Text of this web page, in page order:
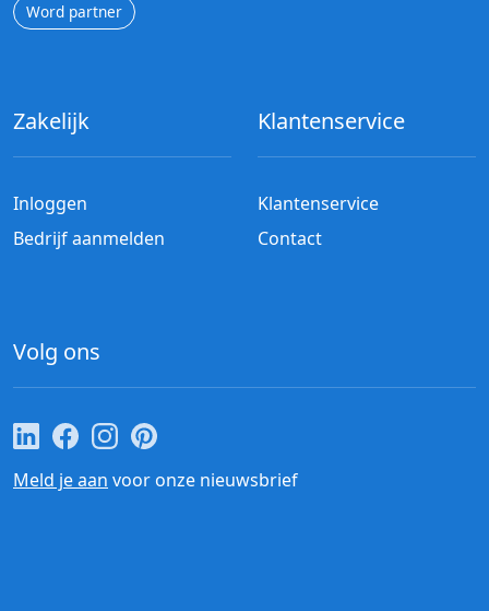
Word partner
Zakelijk
Inloggen
Bedrijf aanmelden
Klantenservice
Klantenservice
Contact
Volg ons
Cateraar.nl op LinkedIn
Cateraar.nl op Facebook
Cateraar.nl op Instagram
Cateraar.nl op Pinterest
Meld je aan voor onze nieuwsbrief